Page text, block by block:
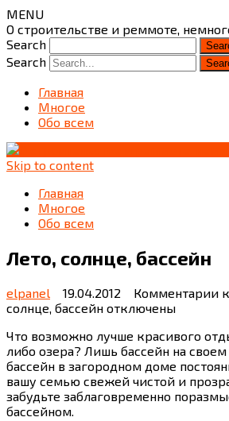
MENU
О строительстве и реммоте,
Search
Search
Главная
Многое
Обо всем
Skip to content
Главная
Многое
Обо всем
Лето, солнце, бассейн
elpanel 19.04.2012 Комментарии
солнце, бассейн отключены
Что возможно лучше красивого
либо озера? Лишь бассейн на
бассейн в загородном доме
вашу семью свежей чистой и
забудьте заблаговременно
бассейном.